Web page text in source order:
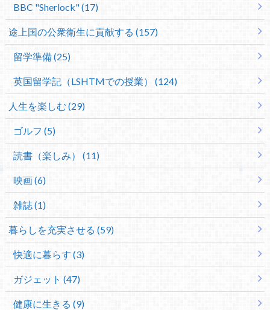
BBC "Sherlock" (17)
途上国の公衆衛生に貢献する (157)
留学準備 (25)
英国留学記（LSHTMでの授業） (124)
人生を楽しむ (29)
ゴルフ (5)
読書（楽しみ） (11)
映画 (6)
雑誌 (1)
暮らしを充実させる (59)
快適に暮らす (3)
ガジェット (47)
健康に生きる (9)